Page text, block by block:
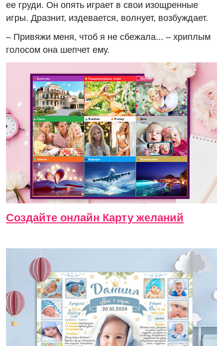
ее груди. Он опять играет в свои изощренные
игры. Дразнит, издевается, волнует, возбуждает.
– Привяжи меня, чтоб я не сбежала... – хриплым
голосом она шепчет ему.
Создайте онлайн Карту желаний